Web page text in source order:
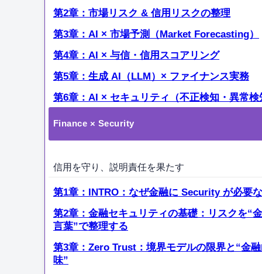
第2章：市場リスク & 信用リスクの整理
第3章：AI × 市場予測（Market Forecasting）
第4章：AI × 与信・信用スコアリング
第5章：生成 AI（LLM）× ファイナンス実務
第6章：AI × セキュリティ（不正検知・異常検
Finance × Security
信用を守り、説明責任を果たす
第1章：INTRO：なぜ金融に Security が必要
第2章：金融セキュリティの基礎：リスクを“
言葉”で整理する
第3章：Zero Trust：境界モデルの限界と“金
味”